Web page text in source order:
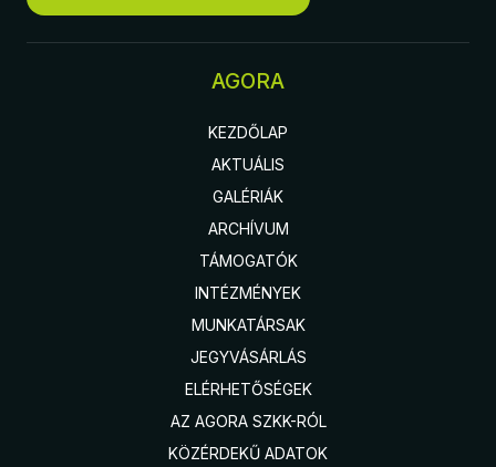
AGORA
KEZDŐLAP
AKTUÁLIS
GALÉRIÁK
ARCHÍVUM
TÁMOGATÓK
INTÉZMÉNYEK
MUNKATÁRSAK
JEGYVÁSÁRLÁS
ELÉRHETŐSÉGEK
AZ AGORA SZKK-RÓL
KÖZÉRDEKŰ ADATOK